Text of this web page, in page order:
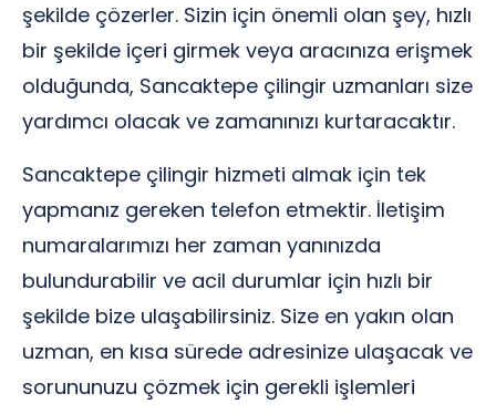
şekilde çözerler. Sizin için önemli olan şey, hızlı
bir şekilde içeri girmek veya aracınıza erişmek
olduğunda, Sancaktepe çilingir uzmanları size
yardımcı olacak ve zamanınızı kurtaracaktır.
Sancaktepe çilingir hizmeti almak için tek
yapmanız gereken telefon etmektir. İletişim
numaralarımızı her zaman yanınızda
bulundurabilir ve acil durumlar için hızlı bir
şekilde bize ulaşabilirsiniz. Size en yakın olan
uzman, en kısa sürede adresinize ulaşacak ve
sorununuzu çözmek için gerekli işlemleri